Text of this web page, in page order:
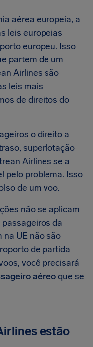
aérea europeia, a
leis europeias
europeu. Isso
partem de um
Airlines são
leis mais
de direitos do
o direito a
superlotação
Airlines se a
pelo problema. Isso
de um voo.
não se aplicam
da
na UE não são
de partida
você precisará
aéreoque se
estão